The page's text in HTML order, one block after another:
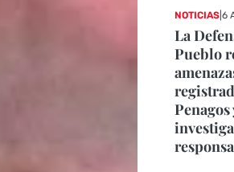
NOTICIAS |6
La
Pueblo